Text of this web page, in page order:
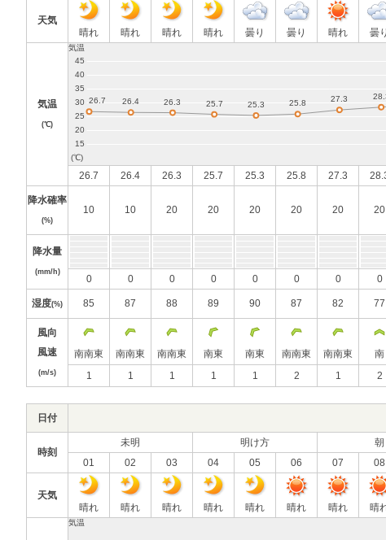
天気
晴れ
晴れ 晴れ 晴れ 曇り 曇り 晴れ 曇り
気温
(℃)
26.7 26.4 26.3 25.7 25.3 25.8 27.3
降水確率
(%)
10 10 20 20 20 20 20 20
降水量
(mm/h)
0 0 0 0 0 0 0 0
湿度(%) 85 87 88 89 90 87 82 77
風向
風速
(m/s)
南南東 南南東 南南東 南東 南東 南南東 南南東 南
1
1 1 1 1 2 1 2
日付
時刻
未明 明け方 朝
01
02 03 04 05 06 07 08
天気
晴れ
晴れ 晴れ 晴れ 晴れ 晴れ 晴れ 晴